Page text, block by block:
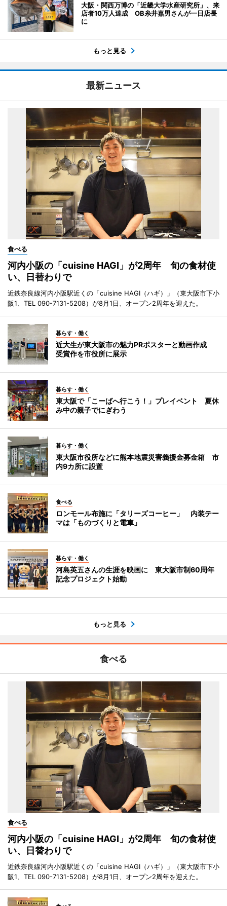
大阪・関西万博の「近畿大学水産研究所」、来
店者10万人達成 OB糸井嘉男さんが一日店長
に
もっと見る
最新ニュース
食べる
河内小阪の「cuisine HAGI」が2周年 旬の食材使
い、日替わりで
近鉄奈良線河内小阪駅近くの「cuisine HAGI（ハギ）」（東大阪市下小
阪1、TEL 090-7131-5208）が8月1日、オープン2周年を迎えた。
暮らす・働く
近大生が東大阪市の魅力PRポスターと動画作成
受賞作を市役所に展示
暮らす・働く
東大阪で「こーばへ行こう！」プレイベント 夏休
み中の親子でにぎわう
暮らす・働く
東大阪市役所などに熊本地震災害義援金募金箱 市
内9カ所に設置
食べる
ロンモール布施に「タリーズコーヒー」 内装テー
マは「ものづくりと電車」
暮らす・働く
河島英五さんの生涯を映画に 東大阪市制60周年
記念プロジェクト始動
もっと見る
食べる
食べる
河内小阪の「cuisine HAGI」が2周年 旬の食材使
い、日替わりで
近鉄奈良線河内小阪駅近くの「cuisine HAGI（ハギ）」（東大阪市下小
阪1、TEL 090-7131-5208）が8月1日、オープン2周年を迎えた。